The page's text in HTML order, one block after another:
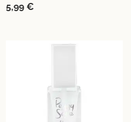
5,99 €